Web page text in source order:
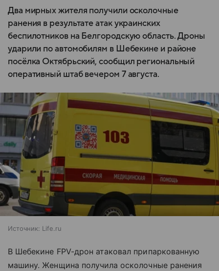
Два мирных жителя получили осколочные
ранения в результате атак украинских
беспилотников на Белгородскую область. Дроны
ударили по автомобилям в Шебекине и районе
посёлка Октябрьский, сообщил региональный
оперативный штаб вечером 7 августа.
Источник: Life.ru
В Шебекине FPV-дрон атаковал припаркованную
машину. Женщина получила осколочные ранения